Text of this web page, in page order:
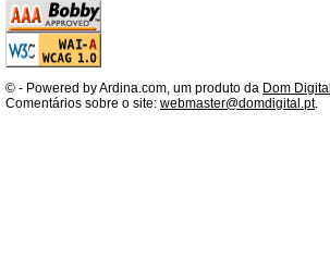
© - Powered by Ardina.com, um produto da Dom Digital
Comentários sobre o site: webmaster@domdigital.pt.